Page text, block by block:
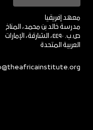
معهد إفريقيا
مدرسة خالد بن محمد، المناخ
ص.ب. ٤٤٩٠، الشارقة، الإمارات
العربية المتحدة